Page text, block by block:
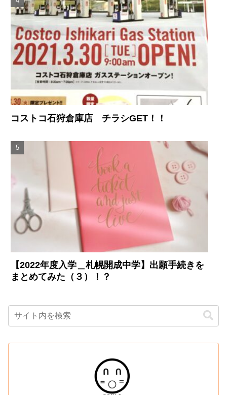
コストコ石狩倉庫店 チラシGET！！
【2022年度入学＿札幌開成中学】出願手続きを
まとめてみた（３）！？